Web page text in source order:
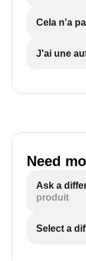
Cela n'a
J'ai une
Need
Ask a
produit
Select a